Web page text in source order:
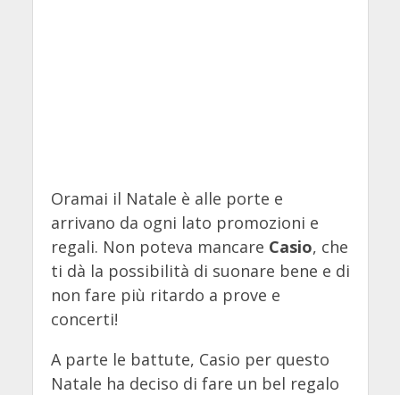
Oramai il Natale è alle porte e
arrivano da ogni lato promozioni e
regali. Non poteva mancare Casio, che
ti dà la possibilità di suonare bene e di
non fare più ritardo a prove e
concerti!
A parte le battute, Casio per questo
Natale ha deciso di fare un bel regalo